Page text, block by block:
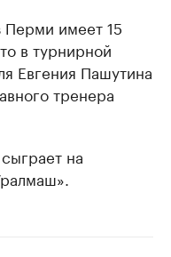
Перми имеет 15
в турнирной
Евгения Пашутина
тренера
на